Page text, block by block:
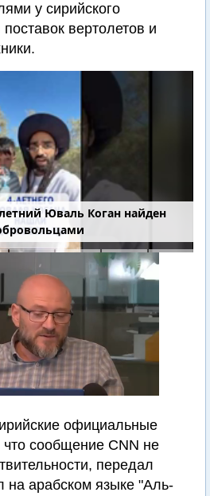
у сирийского
вертолетов и
Юваль Коган найден
официальные
что сообщение CNN не
передал
на арабском языке "Аль-